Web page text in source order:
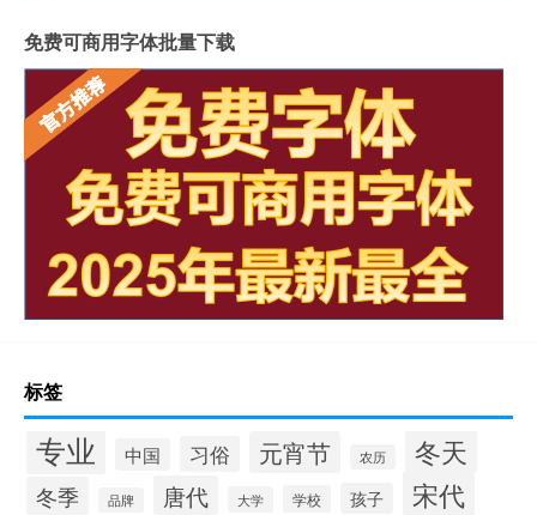
免费可商用字体批量下载
标签
专业 中国 习俗 元宵节 农历 冬天
冬季 品牌 唐代 大学 学校 孩子 宋代